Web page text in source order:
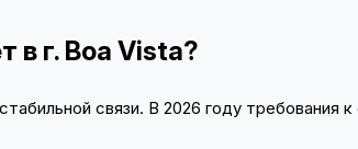
в г. Boa Vista?
связи. В 2026 году требования к